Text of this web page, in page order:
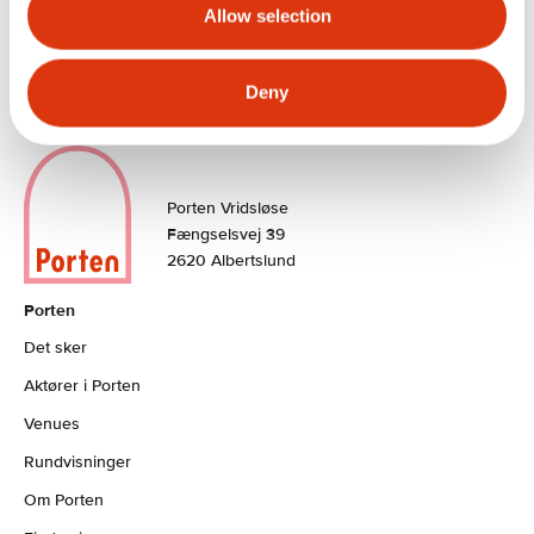
Allow selection
Deny
Porten Vridsløse
Fængselsvej 39
2620 Albertslund
Porten
Det sker
Aktører i Porten
Venues
Rundvisninger
Om Porten